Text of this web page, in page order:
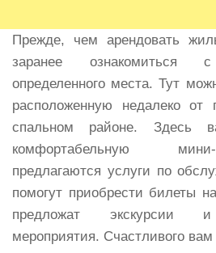
Прежде, чем арендовать
заранее ознакомиться
определенного места. Тут
расположенную недалеко
спальном районе. Здесь
комфортабельную
предлагаются услуги по
помогут приобрести билеты
предложат экскурсии и
мероприятия. Счастливого